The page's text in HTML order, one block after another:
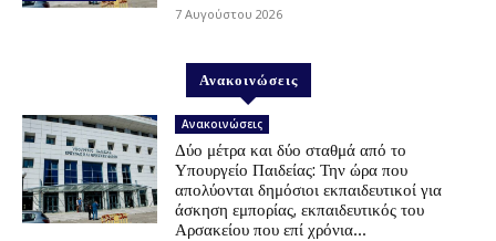
7 Αυγούστου 2026
Ανακοινώσεις
Ανακοινώσεις
Δύο μέτρα και δύο σταθμά από το
Υπουργείο Παιδείας: Την ώρα που
απολύονται δημόσιοι εκπαιδευτικοί για
άσκηση εμπορίας, εκπαιδευτικός του
Αρσακείου που επί χρόνια...